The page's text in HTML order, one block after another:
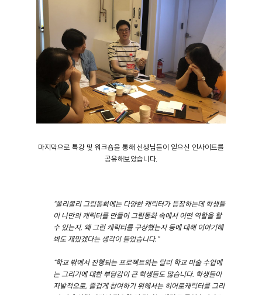
마지막으로 특강 및 워크숍을 통해 선생님들이 얻으신 인사이트를
공유해보았습니다.
"올리볼리 그림동화에는 다양한 캐릭터가 등장하는데 학생들
이 나만의 캐릭터를 만들어 그림동화 속에서 어떤 역할을 할
수 있는지, 왜 그런 캐릭터를 구상했는지 등에 대해 이야기해
봐도 재밌겠다는 생각이 들었습니다."
"학교 밖에서 진행되는 프로젝트와는 달리 학교 미술 수업에
는 그리기에 대한 부담감이 큰 학생들도 많습니다. 학생들이
자발적으로, 즐겁게 참여하기 위해서는 히어로캐릭터를 그리